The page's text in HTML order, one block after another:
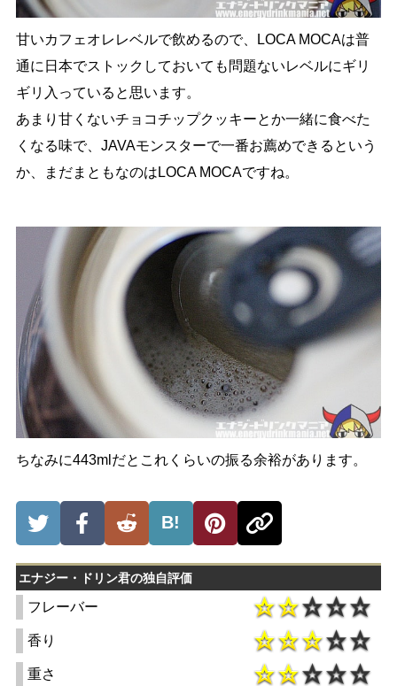
甘いカフェオレレベルで飲めるので、LOCA MOCAは普
通に日本でストックしておいても問題ないレベルにギリ
ギリ入っていると思います。
あまり甘くないチョコチップクッキーとか一緒に食べた
くなる味で、JAVAモンスターで一番お薦めできるという
か、まだまともなのはLOCA MOCAですね。
ちなみに443mlだとこれくらいの振る余裕があります。
B!
エナジー・ドリン君の独自評価
フレーバー
香り
重さ